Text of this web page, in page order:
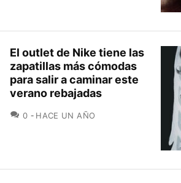
El outlet de Nike tiene las
zapatillas más cómodas
para salir a caminar este
verano rebajadas
0 COMENTARIOS
HACE UN AÑO